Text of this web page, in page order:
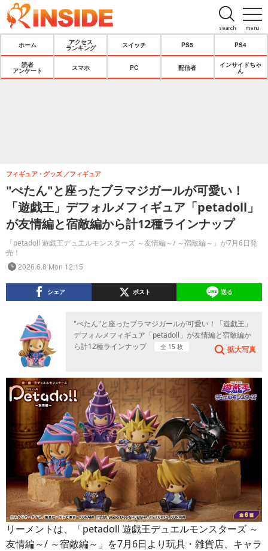
menu
search
ホーム
アクセス
ランキング
スイッチ PS5 PS4
読者
アンケート
スマホ PC 配信者
インサイドちゃ
ん
"ぺたん"と座ったブラマジガールが可愛い！
「遊戯王」デフォルメフィギュア「petadoll」
が友情編と宿敵編から計12種ラインナップ
「petadoll 遊戯王デュエルモンスターズ ～友情編～/ ～宿敵編～」が7月6日発
売！
フィギュア・グッズ フィギュア
2026.6.8 Mon 12:15
シェア ポスト 送る
"ぺたん"と座ったブラマジガールが可愛い！「遊戯王」
デフォルメフィギュア「petadoll」が友情編と宿敵編か
ら計12種ラインナップ
全 15 枚 拡大写真
リーメントは、「petadoll 遊戯王デュエルモンスターズ ～
友情編～/ ～宿敵編～」を7月6日より玩具・雑貨店、キャラ